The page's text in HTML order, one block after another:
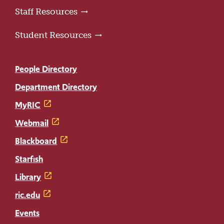
Staff Resources
Student Resources
People Directory
Department Directory
MyRIC
Webmail
Blackboard
Starfish
Library
ric.edu
Events